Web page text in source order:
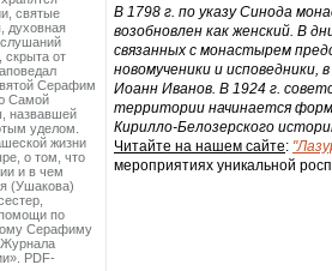
святые
духовная
скрыта от
Серафим
Самой
назвавшей
уделом.
жизни
о том, что
и в чем
(Ушакова)
по
Серафиму
PDF-
В 1798 г. по указу Синода
возобновлен как женский. В
связанных с монастырем
новомученики и
Иоанн Иванов. В 1924 г.
территории начинается
Кирилло-Белозерского
Читайте на нашем сайте:
мероприятиях уникальной